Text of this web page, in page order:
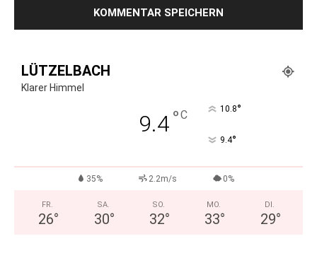
LÜTZELBACH
Klarer Himmel
9.4°C 10.8°
9.4°
35% 2.2m/s 0%
FR.
26°
SA.
30°
SO.
32°
MO.
33°
DI.
29°